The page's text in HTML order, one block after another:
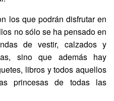
los que podrán disfrutar en
no sólo se ha pensado en
de vestir, calzados y
sino que además hay
libros y todos aquellos
princesas de todas las